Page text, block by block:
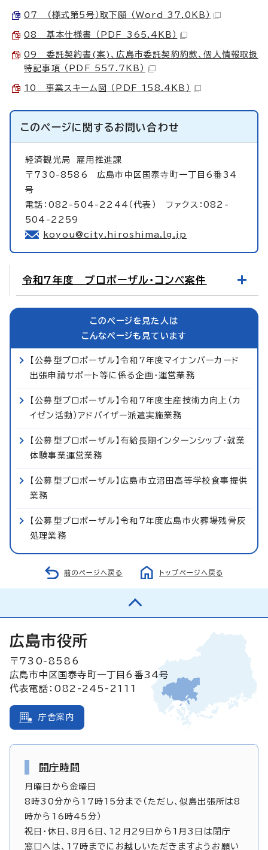
07 （様式第5号）取下願 （Word 37.0KB）
08 基本仕様書 （PDF 365.4KB）
09 委託契約書(案)、広島市委託契約約款、個人情報取扱
特記事項 （PDF 557.7KB）
10 事業スキーム図 （PDF 158.4KB）
このページに関するお問い合わせ
経済観光局雇用推進課
〒730-8586 広島市中区国泰寺町一丁目6番34
号
電話：082-504-2244（代表） ファクス：082-
504-2259
koyou@city.hiroshima.lg.jp
令和7年度 プロポーザル・コンペ案件
このページを見た人は
こんなページも見ています
【公募型プロポーザル】令和7年度マイナンバーカード
出張申請サポート等に係る企画・運営業務
【公募型プロポーザル】令和7年度生産技術力向上（カ
イゼン活動）アドバイザー派遣実施業務
【公募型プロポーザル】有給長期インターンシップ・就業
体験事業運営業務
【公募型プロポーザル】広島市立沼田高等学校食事提供
業務
【公募型プロポーザル】令和7年度広島市火葬場残骨灰
処理業務
前のページへ戻る トップページへ戻る
広島市役所
〒730-8586
広島市中区国泰寺町一丁目6番34号
代表電話：082-245-2111
庁舎案内
開庁時間
月曜日から金曜日
8時30分から17時15分まで（ただし、似島出張所は8
時から16時45分）
祝日・休日、8月6日、12月29日から1月3日は閉庁
窓口へは、17時までにお越しいただきますようお願い